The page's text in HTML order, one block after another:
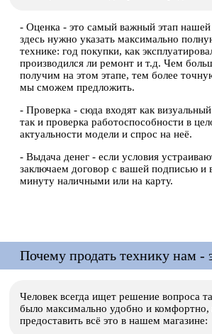
- Оценка - это самый важный этап
здесь нужно указать максимально
технике: год покупки, как
производился ли ремонт и т.д. Чем
получим на этом этапе, тем более
мы сможем предложить.
- Проверка - сюда входят как
так и проверка работоспособности в
актуальности модели и спрос на неё.
- Выдача денег - если условия
заключаем договор с вашей подписью и
минуту наличными или на карту.
Почему продать технику нам -
Человек всегда ищет решение вопроса
было максимально удобно и
предоставить всё это в нашем магазине: